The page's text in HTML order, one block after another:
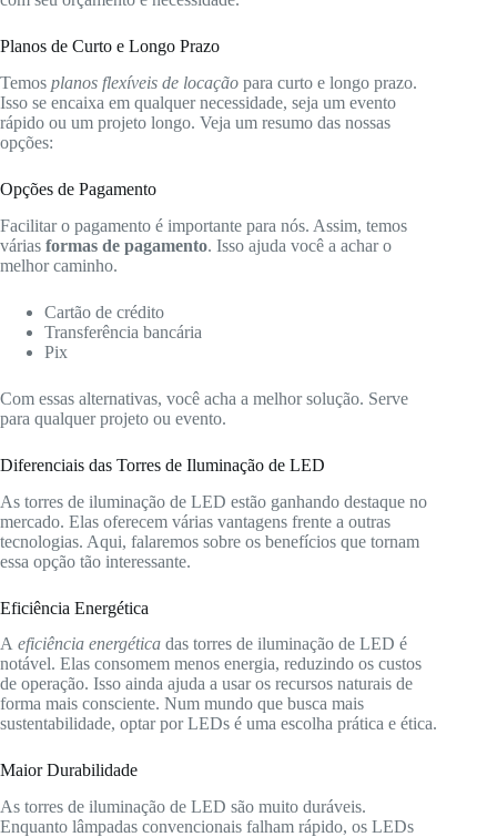
Planos de Curto e Longo Prazo
Temos planos flexíveis de locação para curto e longo prazo.
Isso se encaixa em qualquer necessidade, seja um evento
rápido ou um projeto longo. Veja um resumo das nossas
opções:
Opções de Pagamento
Facilitar o pagamento é importante para nós. Assim, temos
várias formas de pagamento. Isso ajuda você a achar o
melhor caminho.
Cartão de crédito
Transferência bancária
Pix
Com essas alternativas, você acha a melhor solução. Serve
para qualquer projeto ou evento.
Diferenciais das Torres de Iluminação de LED
As torres de iluminação de LED estão ganhando destaque no
mercado. Elas oferecem várias vantagens frente a outras
tecnologias. Aqui, falaremos sobre os benefícios que tornam
essa opção tão interessante.
Eficiência Energética
A eficiência energética das torres de iluminação de LED é
notável. Elas consomem menos energia, reduzindo os custos
de operação. Isso ainda ajuda a usar os recursos naturais de
forma mais consciente. Num mundo que busca mais
sustentabilidade, optar por LEDs é uma escolha prática e ética.
Maior Durabilidade
As torres de iluminação de LED são muito duráveis.
Enquanto lâmpadas convencionais falham rápido, os LEDs